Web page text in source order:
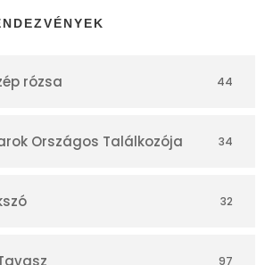
rózsa 44
Országos Találkozója 34
32
97